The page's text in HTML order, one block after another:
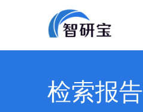
检索报告